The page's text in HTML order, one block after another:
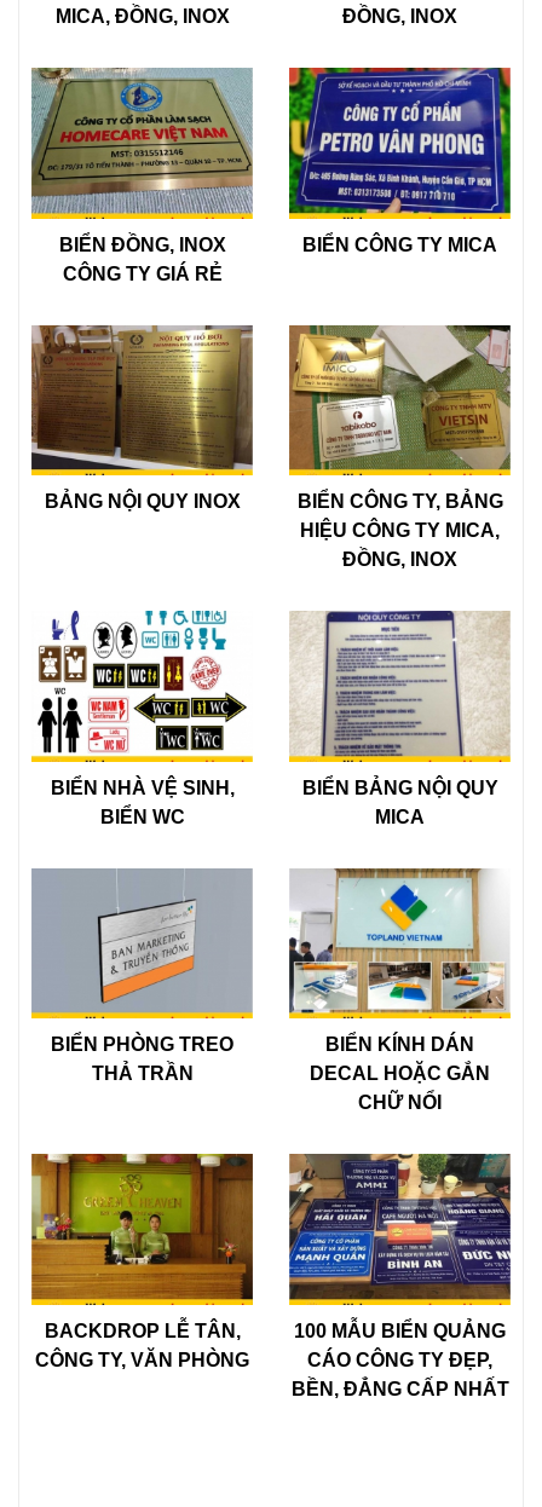
MICA, ĐỒNG, INOX
ĐỒNG, INOX
BIỂN ĐỒNG, INOX
CÔNG TY GIÁ RẺ
BIỂN CÔNG TY MICA
BẢNG NỘI QUY INOX
BIỂN CÔNG TY, BẢNG
HIỆU CÔNG TY MICA,
ĐỒNG, INOX
BIỂN NHÀ VỆ SINH,
BIỂN WC
BIỂN BẢNG NỘI QUY
MICA
BIỂN PHÒNG TREO
THẢ TRẦN
BIỂN KÍNH DÁN
DECAL HOẶC GẮN
CHỮ NỔI
BACKDROP LỄ TÂN,
CÔNG TY, VĂN PHÒNG
100 MẪU BIỂN QUẢNG
CÁO CÔNG TY ĐẸP,
BỀN, ĐẲNG CẤP NHẤT